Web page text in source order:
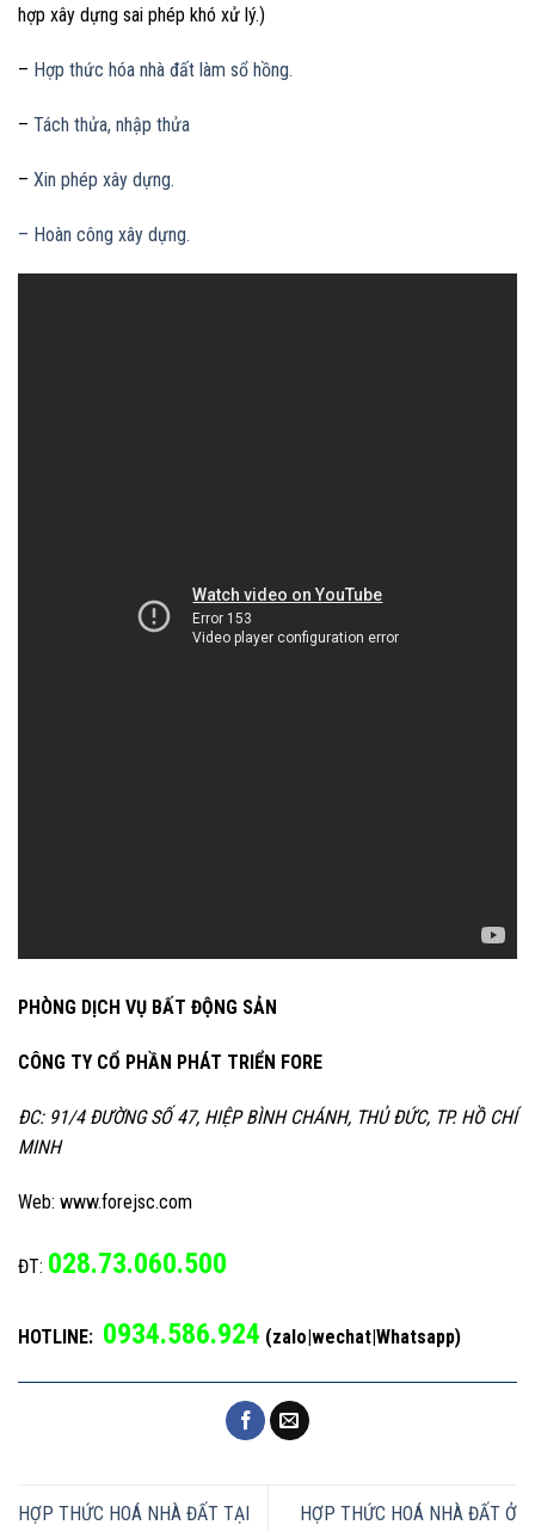
hợp xây dựng sai phép khó xử lý.)
– Hợp thức hóa nhà đất làm sổ hồng.
– Tách thửa, nhập thửa
– Xin phép xây dựng.
– Hoàn công xây dựng.
PHÒNG DỊCH VỤ BẤT ĐỘNG SẢN
CÔNG TY CỔ PHẦN PHÁT TRIỂN FORE
ĐC: 91/4 ĐƯỜNG SỐ 47, HIỆP BÌNH CHÁNH, THỦ ĐỨC, TP. HỒ CHÍ
MINH
Web: www.forejsc.com
ĐT: 028.73.060.500
HOTLINE: 0934.586.924 (zalo|wechat|Whatsapp)
HỢP THỨC HOÁ NHÀ ĐẤT TẠI
HỢP THỨC HOÁ NHÀ ĐẤT Ở